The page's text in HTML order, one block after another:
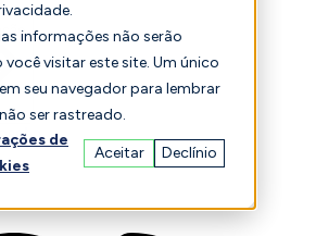
informações não serão
visitar este site. Um único
seu navegador para lembrar
ser rastreado.
de
Aceitar Declínio